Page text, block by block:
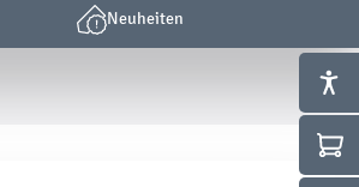
Neuheiten